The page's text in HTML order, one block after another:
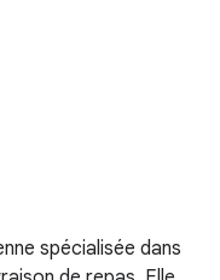
spécialisée dans